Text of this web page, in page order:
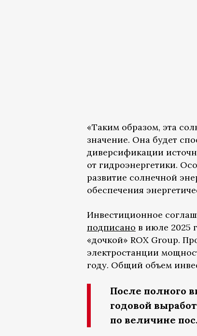
«Таким образом, эта
значение. Она будет
диверсификации
от гидроэнергетики.
развитие солнечной
обеспечения
Инвестиционное
подписано в июле 2025
«дочкой» ROX Group.
электростанции
году. Общий объем
После полного
годовой
по величине